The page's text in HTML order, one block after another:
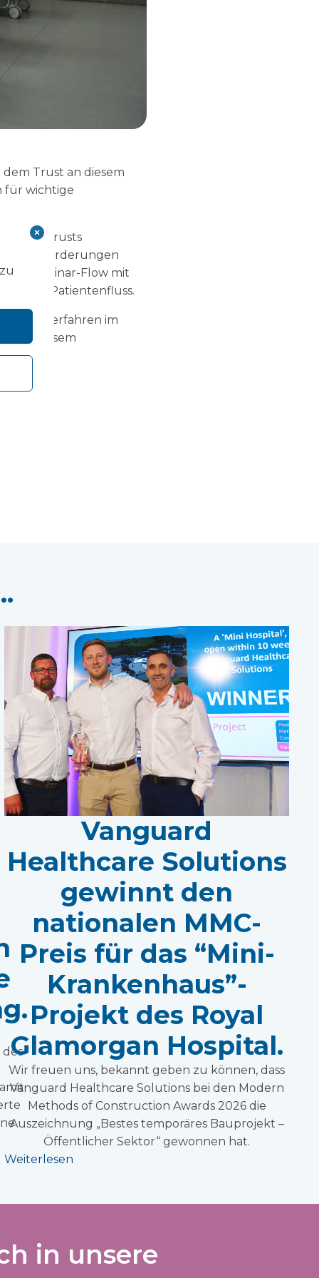
Trust an diesem
für wichtige
des Trusts
Anforderungen
Laminar-Flow mit
Patientenfluss.
zwei Verfahren im
bei diesem
Vanguard
Healthcare Solutions
gewinnt den
nationalen MMC-
Preis für das “Mini-
Krankenhaus”-
Projekt des Royal
Glamorgan Hospital.
Wir freuen uns, bekannt geben zu können, dass
Vanguard Healthcare Solutions bei den Modern
Methods of Construction Awards 2026 die
Auszeichnung „Bestes temporäres Bauprojekt –
Öffentlicher Sektor“ gewonnen hat.
Weiterlesen
in unsere